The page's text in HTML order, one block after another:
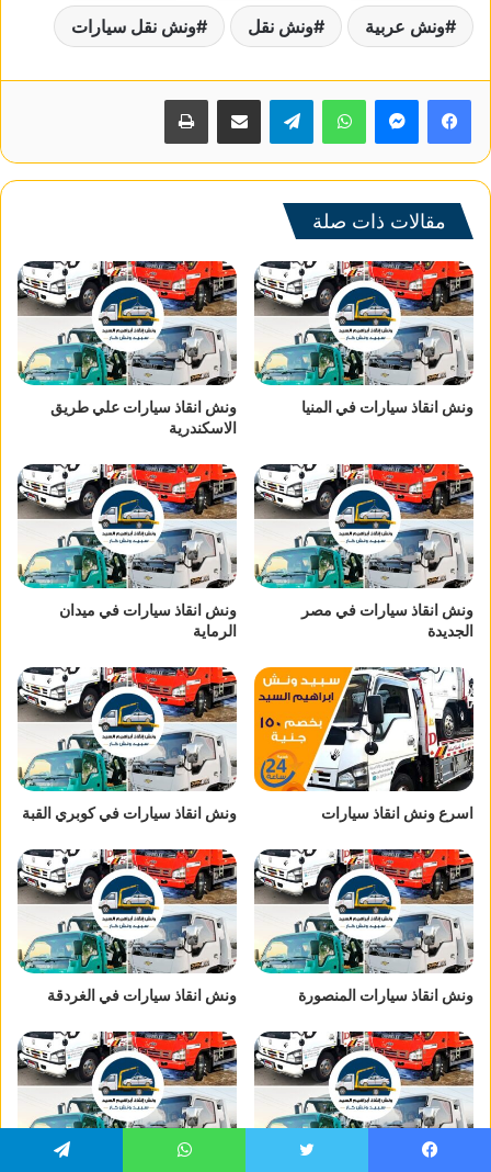
ونش عربية ونش نقل ونش نقل سيارات
واتساب
مقالات ذات صلة
ونش انقاذ سيارات في المنيا
ونش انقاذ سيارات علي طريق
الاسكندرية
ونش انقاذ سيارات في مصر
الجديدة
ونش انقاذ سيارات في ميدان
الرماية
اسرع ونش انقاذ سيارات ونش انقاذ سيارات في كوبري القبة
ونش انقاذ سيارات المنصورة ونش انقاذ سيارات في الغردقة